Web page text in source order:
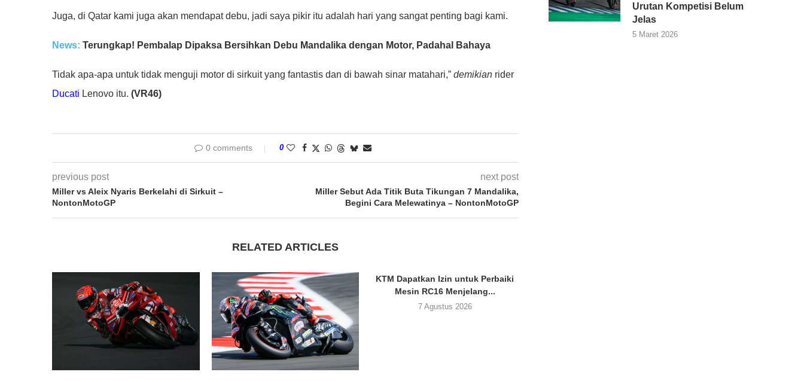
Juga, di Qatar kami juga akan mendapat debu, jadi saya pikir itu adalah hari yang sangat penting bagi kami.
News: Terungkap! Pembalap Dipaksa Bersihkan Debu Mandalika dengan Motor, Padahal Bahaya
Tidak apa-apa untuk tidak menguji motor di sirkuit yang fantastis dan di bawah sinar matahari,” demikian rider
Ducati Lenovo itu. (VR46)
0 comments 0
previous post
Miller vs Aleix Nyaris Berkelahi di Sirkuit –
NontonMotoGP
next post
Miller Sebut Ada Titik Buta Tikungan 7 Mandalika,
Begini Cara Melewatinya – NontonMotoGP
RELATED ARTICLES
KTM Dapatkan Izin untuk Perbaiki
Mesin RC16 Menjelang...
7 Agustus 2026
Urutan Kompetisi Belum
Jelas
5 Maret 2026